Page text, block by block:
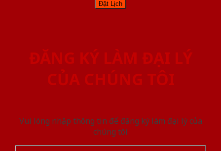
ĐĂNG KÝ LÀM ĐẠI LÝ
CỦA CHÚNG TÔI
Vui lòng nhập thông tin để đăng ký làm đại lý của
chúng tôi